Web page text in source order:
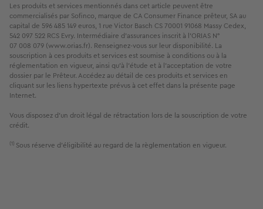
Les produits et services mentionnés dans cet article peuvent être
commercialisés par Sofinco, marque de CA Consumer Finance prêteur, SA au
capital de 596 485 149 euros, 1 rue Victor Basch CS 70001 91068 Massy Cedex,
542 097 522 RCS Evry. Intermédiaire d'assurances inscrit à l'ORIAS N°
07 008 079 (www.orias.fr). Renseignez-vous sur leur disponibilité. La
souscription à ces produits et services est soumise à conditions ou à la
réglementation en vigueur, ainsi qu'à l'étude et à l'acceptation de votre
dossier par le Prêteur. Accédez au détail de ces produits et services en
cliquant sur les liens hypertexte prévus à cet effet dans la présente page
Internet.
Vous disposez d'un droit légal de rétractation lors de la souscription de votre
crédit.
(1) Sous réserve d'éligibilité au regard de la règlementation en vigueur.